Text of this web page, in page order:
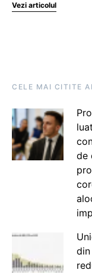
Vezi articolul
CELE MAI CITITE
de
din